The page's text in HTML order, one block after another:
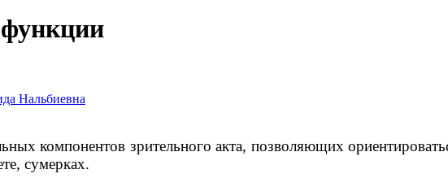
Нальбиевна
компонентов зрительного акта, позволяющих
сумерках.